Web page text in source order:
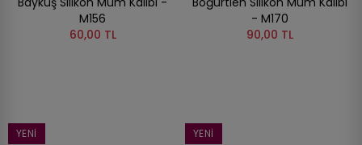
M156
60,00 TL
- M170
90,00 TL
YENI
YENI